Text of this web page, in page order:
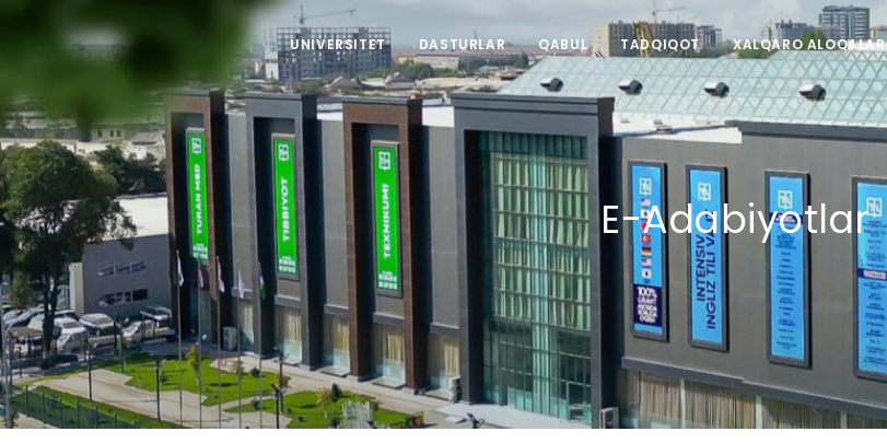
UNIVERSITET DASTURLAR QABUL TADQIQOT XALQARO ALOQALAR
E-Adabiyotlar